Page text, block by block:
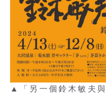
▲「另一個鈴木敏夫